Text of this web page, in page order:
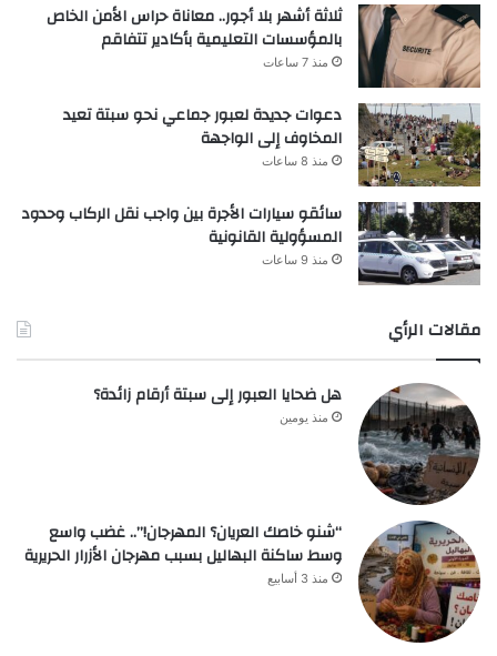
ثلاثة أشهر بلا أجور.. معاناة حراس الأمن الخاص
بالمؤسسات التعليمية بأكادير تتفاقم
منذ 7 ساعات
دعوات جديدة لعبور جماعي نحو سبتة تعيد
المخاوف إلى الواجهة
منذ 8 ساعات
سائقو سيارات الأجرة بين واجب نقل الركاب وحدود
المسؤولية القانونية
منذ 9 ساعات
مقالات الرأي
هل ضحايا العبور إلى سبتة أرقام زائدة؟
منذ يومين
“شنو خاصك العريان؟ المهرجان!”.. غضب واسع
وسط ساكنة البهاليل بسبب مهرجان الأزرار الحريرية
منذ 3 أسابيع